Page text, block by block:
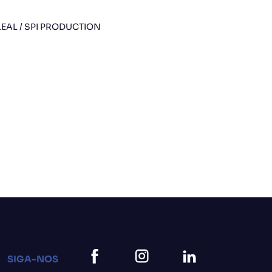
/ SPI PRODUCTION
SIGA-NOS